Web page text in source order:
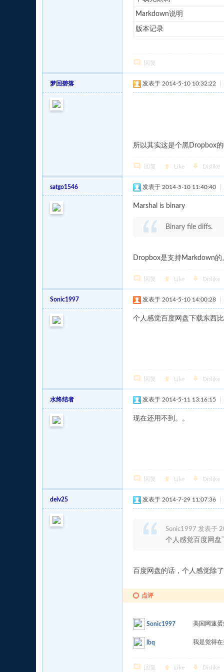
Markdown说明
版本记录
回复
梦回碧落 发表于 2014-5-10 10:32:22
所以其实这是个黑Dropbox
回复 Like Dislike
satgo1546 发表于 2014-5-10 11:40:40
Marshal is binary
Binary file diffs.
Dropbox是支持Markdown的
回复 Like Dislike
Sonic1997 发表于 2014-5-10 14:00:28
个人感觉百度网盘下载东西
回复 Like Dislike
水终结者 发表于 2014-5-11 13:16:15
现在还用不到。。
回复 Like Dislike
delv25 发表于 2014-7-29 11:07:36
Sonic1997 发表于
个人感觉百度网盘
百度网盘的话，个人感觉除
点评
Sonic1997 美国网速
lbq 我是觉得
回复 Like Dislike